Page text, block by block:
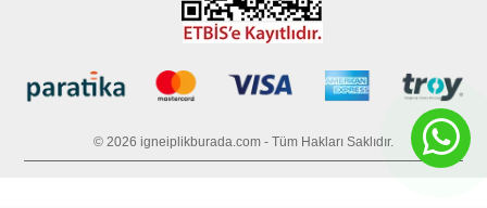
© 2026 igneiplikburada.com - Tüm Hakları Saklıdır.